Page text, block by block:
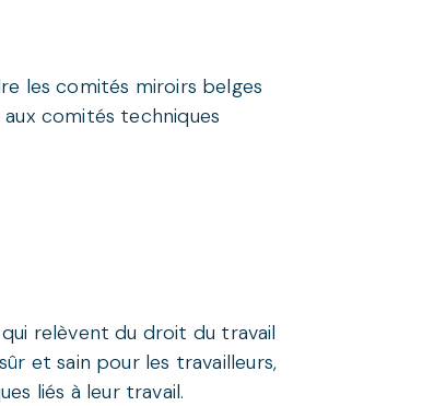
les comités miroirs belges
comités techniques
relèvent du droit du travail
et sain pour les travailleurs,
liés à leur travail.